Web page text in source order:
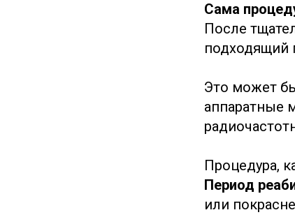
Сама
После
подходящий
Это может
аппаратные
Процедура,
Период
или